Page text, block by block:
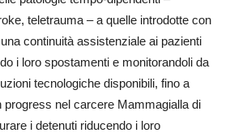
teletrauma – a quelle introdotte con
continuità assistenziale ai pazienti
i loro spostamenti e monitorandoli da
tecnologiche disponibili, fino a
progress nel carcere Mammagialla di
i detenuti riducendo i loro